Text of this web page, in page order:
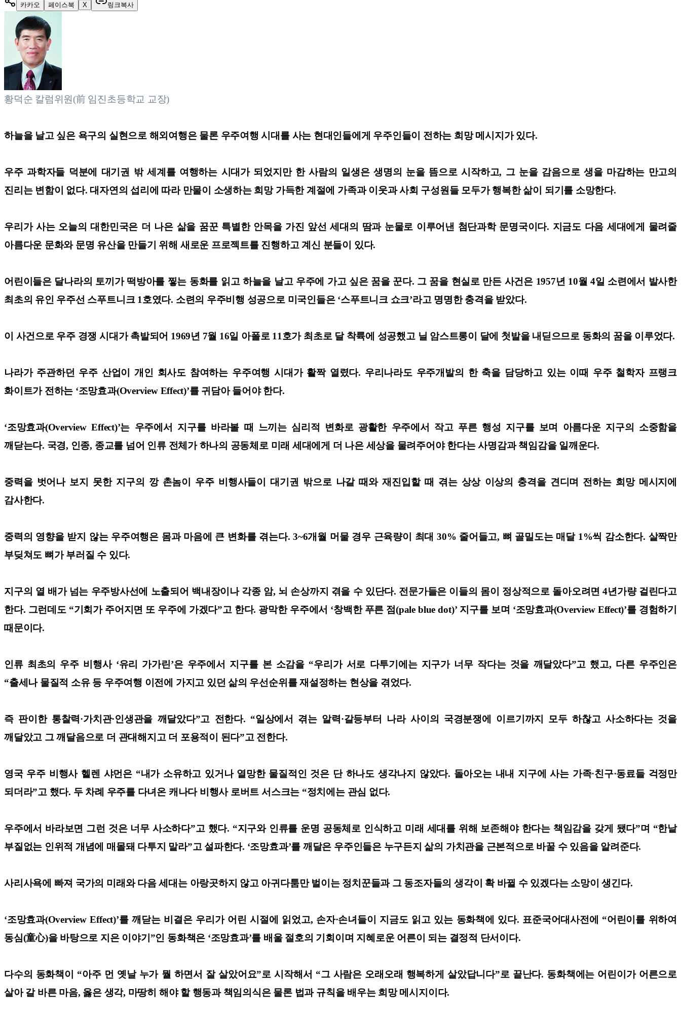
카카오 페이스북 X 링크복사
황덕순 칼럼위원(前 임진초등학교 교장)
하늘을 날고 싶은 욕구의 실현으로 해외여행은 물론 우주여행 시대를 사는 현대인들에게 우주인들이 전하는 희망 메시지가 있다.
우주 과학자들 덕분에 대기권 밖 세계를 여행하는 시대가 되었지만 한 사람의 일생은 생명의 눈을 뜸으로 시작하고, 그 눈을 감음으로 생을 마감하는 만고의
진리는 변함이 없다. 대자연의 섭리에 따라 만물이 소생하는 희망 가득한 계절에 가족과 이웃과 사회 구성원들 모두가 행복한 삶이 되기를 소망한다.
우리가 사는 오늘의 대한민국은 더 나은 삶을 꿈꾼 특별한 안목을 가진 앞선 세대의 땀과 눈물로 이루어낸 첨단과학 문명국이다. 지금도 다음 세대에게 물려줄
아름다운 문화와 문명 유산을 만들기 위해 새로운 프로젝트를 진행하고 계신 분들이 있다.
어린이들은 달나라의 토끼가 떡방아를 찧는 동화를 읽고 하늘을 날고 우주에 가고 싶은 꿈을 꾼다. 그 꿈을 현실로 만든 사건은 1957년 10월 4일 소련에서 발사한
최초의 유인 우주선 스푸트니크 1호였다. 소련의 우주비행 성공으로 미국인들은 ‘스푸트니크 쇼크’라고 명명한 충격을 받았다.
이 사건으로 우주 경쟁 시대가 촉발되어 1969년 7월 16일 아폴로 11호가 최초로 달 착륙에 성공했고 닐 암스트롱이 달에 첫발을 내딛으므로 동화의 꿈을 이루었다.
나라가 주관하던 우주 산업이 개인 회사도 참여하는 우주여행 시대가 활짝 열렸다. 우리나라도 우주개발의 한 축을 담당하고 있는 이때 우주 철학자 프랭크
화이트가 전하는 ‘조망효과(Overview Effect)’를 귀담아 들어야 한다.
‘조망효과(Overview Effect)’는 우주에서 지구를 바라볼 때 느끼는 심리적 변화로 광활한 우주에서 작고 푸른 행성 지구를 보며 아름다운 지구의 소중함을
깨닫는다. 국경, 인종, 종교를 넘어 인류 전체가 하나의 공동체로 미래 세대에게 더 나은 세상을 물려주어야 한다는 사명감과 책임감을 일깨운다.
중력을 벗어나 보지 못한 지구의 깡 촌놈이 우주 비행사들이 대기권 밖으로 나갈 때와 재진입할 때 겪는 상상 이상의 충격을 견디며 전하는 희망 메시지에
감사한다.
중력의 영향을 받지 않는 우주여행은 몸과 마음에 큰 변화를 겪는다. 3~6개월 머물 경우 근육량이 최대 30% 줄어들고, 뼈 골밀도는 매달 1%씩 감소한다. 살짝만
부딪쳐도 뼈가 부러질 수 있다.
지구의 열 배가 넘는 우주방사선에 노출되어 백내장이나 각종 암, 뇌 손상까지 겪을 수 있단다. 전문가들은 이들의 몸이 정상적으로 돌아오려면 4년가량 걸린다고
한다. 그런데도 “기회가 주어지면 또 우주에 가겠다”고 한다. 광막한 우주에서 ‘창백한 푸른 점(pale blue dot)’ 지구를 보며 ‘조망효과(Overview Effect)’를 경험하기
때문이다.
인류 최초의 우주 비행사 ‘유리 가가린’은 우주에서 지구를 본 소감을 “우리가 서로 다투기에는 지구가 너무 작다는 것을 깨달았다”고 했고, 다른 우주인은
“출세나 물질적 소유 등 우주여행 이전에 가지고 있던 삶의 우선순위를 재설정하는 현상을 겪었다.
즉 판이한 통찰력·가치관·인생관을 깨달았다”고 전한다. “일상에서 겪는 알력·갈등부터 나라 사이의 국경분쟁에 이르기까지 모두 하찮고 사소하다는 것을
깨달았고 그 깨달음으로 더 관대해지고 더 포용적이 된다”고 전한다.
영국 우주 비행사 헬렌 샤먼은 “내가 소유하고 있거나 열망한 물질적인 것은 단 하나도 생각나지 않았다. 돌아오는 내내 지구에 사는 가족·친구·동료들 걱정만
되더라”고 했다. 두 차례 우주를 다녀온 캐나다 비행사 로버트 서스크는 “정치에는 관심 없다.
우주에서 바라보면 그런 것은 너무 사소하다”고 했다. “지구와 인류를 운명 공동체로 인식하고 미래 세대를 위해 보존해야 한다는 책임감을 갖게 됐다”며 “한낱
부질없는 인위적 개념에 매몰돼 다투지 말라”고 설파한다. ‘조망효과’를 깨달은 우주인들은 누구든지 삶의 가치관을 근본적으로 바꿀 수 있음을 알려준다.
사리사욕에 빠져 국가의 미래와 다음 세대는 아랑곳하지 않고 아귀다툼만 벌이는 정치꾼들과 그 동조자들의 생각이 확 바뀔 수 있겠다는 소망이 생긴다.
‘조망효과(Overview Effect)’를 깨닫는 비결은 우리가 어린 시절에 읽었고, 손자·손녀들이 지금도 읽고 있는 동화책에 있다. 표준국어대사전에 “어린이를 위하여
동심(童心)을 바탕으로 지은 이야기”인 동화책은 ‘조망효과’를 배울 절호의 기회이며 지혜로운 어른이 되는 결정적 단서이다.
다수의 동화책이 “아주 먼 옛날 누가 뭘 하면서 잘 살았어요”로 시작해서 “그 사람은 오래오래 행복하게 살았답니다”로 끝난다. 동화책에는 어린이가 어른으로
살아 갈 바른 마음, 옳은 생각, 마땅히 해야 할 행동과 책임의식은 물론 법과 규칙을 배우는 희망 메시지이다.